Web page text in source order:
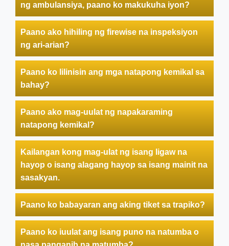
ng ambulansiya, paano ko makukuha iyon?
Paano ako hihiling ng firewise na inspeksiyon
ng ari-arian?
Paano ko lilinisin ang mga natapong kemikal sa
bahay?
Paano ako mag-uulat ng napakaraming
natapong kemikal?
Kailangan kong mag-ulat ng isang ligaw na
hayop o isang alagang hayop sa isang mainit na
sasakyan.
Paano ko babayaran ang aking tiket sa trapiko?
Paano ko iuulat ang isang puno na natumba o